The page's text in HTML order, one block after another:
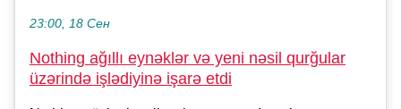
23:00, 18 Сен
Nothing ağıllı eynəklər və yeni nəsil qurğular
üzərində işlədiyinə işarə etdi